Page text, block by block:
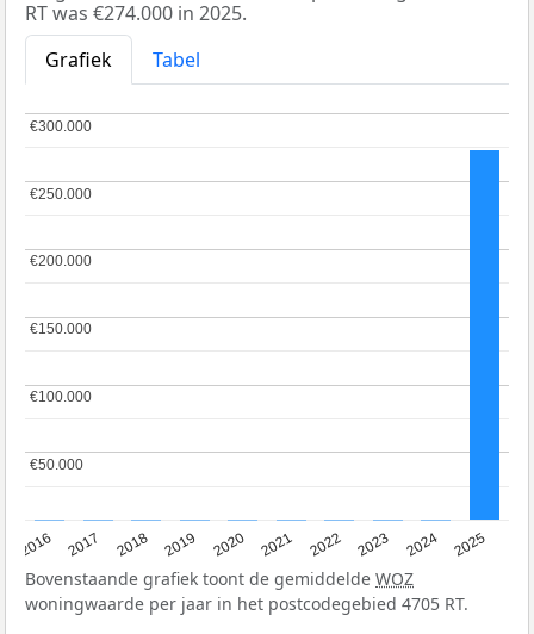
RT was €274.000 in 2025.
Grafiek
Tabel
2016 2017 2018 2019 2020 2021 2022 2023 2024 2025
€50.000
€50.000
€100.000
€100.000
€150.000
€150.000
€200.000
€200.000
€250.000
€250.000
€300.000
€300.000
Bovenstaande grafiek toont de gemiddelde WOZ
woningwaarde per jaar in het postcodegebied 4705 RT.